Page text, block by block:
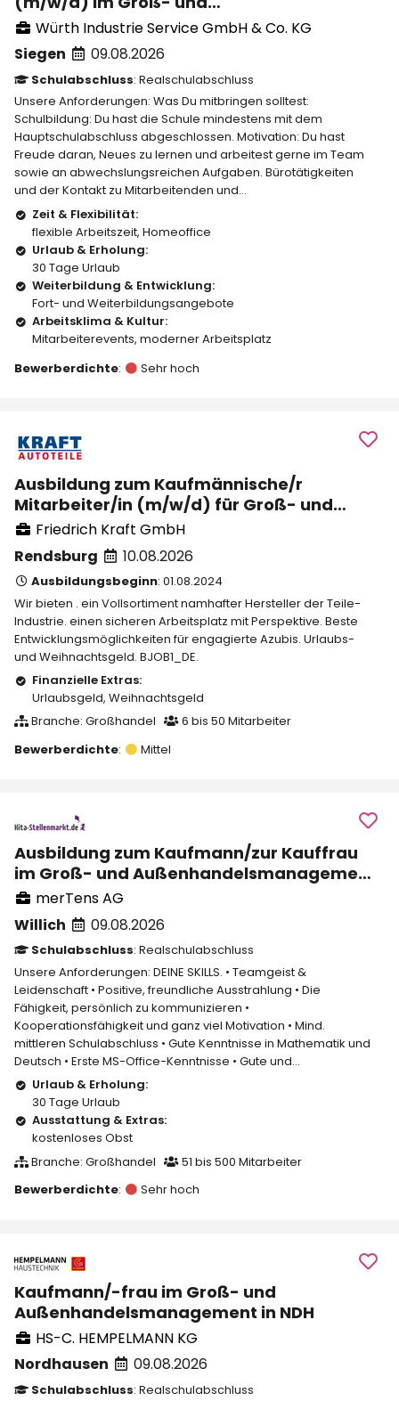
Außenhandelsmanagement in unserer
Vertriebsniederlassung Siegen
Würth Industrie Service GmbH & Co. KG
Siegen
09.08.2026
Schulabschluss: Realschulabschluss
Unsere Anforderungen: Was Du mitbringen solltest:
Schulbildung: Du hast die Schule mindestens mit dem
Hauptschulabschluss abgeschlossen. Motivation: Du hast
Freude daran, Neues zu lernen und arbeitest gerne im Team
sowie an abwechslungsreichen Aufgaben. Bürotätigkeiten
und der Kontakt zu Mitarbeitenden und...
Zeit & Flexibilität:
flexible Arbeitszeit, Homeoffice
Urlaub & Erholung:
30 Tage Urlaub
Weiterbildung & Entwicklung:
Fort- und Weiterbildungsangebote
Arbeitsklima & Kultur:
Mitarbeiterevents, moderner Arbeitsplatz
Bewerberdichte: Sehr hoch
Ausbildung zum Kaufmännische/r
Mitarbeiter/in (m/w/d) für Groß- und
Außenhandelsmanagement
Friedrich Kraft GmbH
Rendsburg
10.08.2026
Ausbildungsbeginn: 01.08.2024
Wir bieten . ein Vollsortiment namhafter Hersteller der Teile-
Industrie. einen sicheren Arbeitsplatz mit Perspektive. Beste
Entwicklungsmöglichkeiten für engagierte Azubis. Urlaubs-
und Weihnachtsgeld. BJOB1_DE.
Finanzielle Extras:
Urlaubsgeld, Weihnachtsgeld
Branche: Großhandel
6 bis 50 Mitarbeiter
Bewerberdichte: Mittel
Ausbildung zum Kaufmann/zur Kauffrau
im Groß- und Außenhandelsmanagement
(m/w/d)
merTens AG
Willich
09.08.2026
Schulabschluss: Realschulabschluss
Unsere Anforderungen: DEINE SKILLS. • Teamgeist &
Leidenschaft • Positive, freundliche Ausstrahlung • Die
Fähigkeit, persönlich zu kommunizieren •
Kooperationsfähigkeit und ganz viel Motivation • Mind.
mittleren Schulabschluss • Gute Kenntnisse in Mathematik und
Deutsch • Erste MS-Office-Kenntnisse • Gute und...
Urlaub & Erholung:
30 Tage Urlaub
Ausstattung & Extras:
kostenloses Obst
Branche: Großhandel
51 bis 500 Mitarbeiter
Bewerberdichte: Sehr hoch
Kaufmann/-frau im Groß- und
Außenhandelsmanagement in NDH
HS-C. HEMPELMANN KG
Nordhausen
09.08.2026
Schulabschluss: Realschulabschluss